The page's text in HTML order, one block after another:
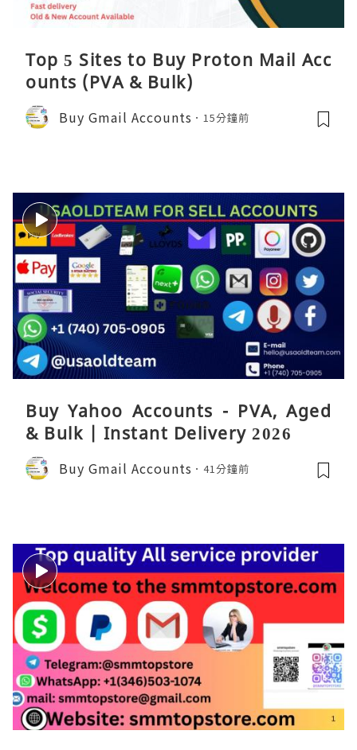
Top 5 Sites to Buy Proton Mail Acc
ounts (PVA & Bulk)
Buy Gmail Accounts 15分鐘前
Buy Yahoo Accounts - PVA, Aged
& Bulk | Instant Delivery 2026
Buy Gmail Accounts 41分鐘前